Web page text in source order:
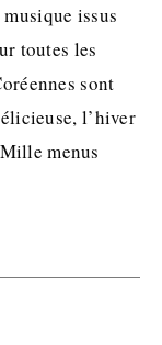
issus
toutes les
sont
l’hiver
menus